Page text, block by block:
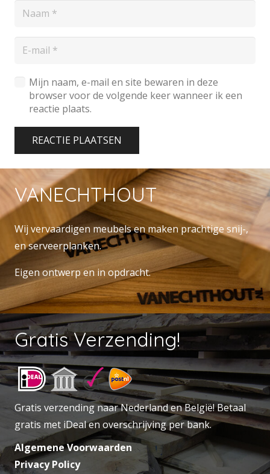
Mijn naam, e-mail en site bewaren in deze
browser voor de volgende keer wanneer ik een
reactie plaats.
REACTIE PLAATSEN
VANECHTHOUT
Wij vervaardigen meubels en maken prachtige snij-,
en serveerplanken.
Eigen ontwerp en in opdracht.
Gratis Verzending!
Gratis verzending naar Nederland en België! Betaal
gratis met iDeal en overschrijving per bank.
Algemene Voorwaarden
Privacy Policy